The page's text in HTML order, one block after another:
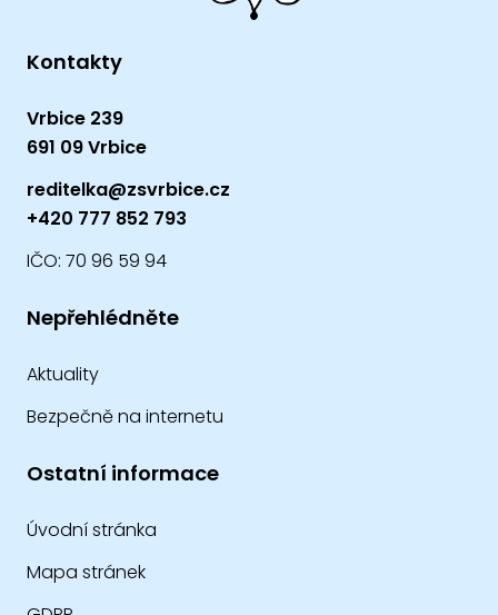
Kontakty
Vrbice 239
691 09 Vrbice
reditelka@zsvrbice.cz
+420 777 852 793
IČO: 70 96 59 94
Nepřehlédněte
Aktuality
Bezpečně na internetu
Ostatní informace
Úvodní stránka
Mapa stránek